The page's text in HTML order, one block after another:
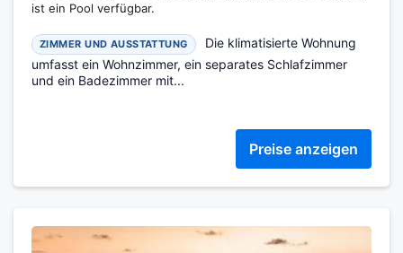
ist ein Pool verfügbar.
ZIMMER UND AUSSTATTUNG
Die klimatisierte Wohnung
umfasst ein Wohnzimmer, ein separates Schlafzimmer
und ein Badezimmer mit...
Preise anzeigen